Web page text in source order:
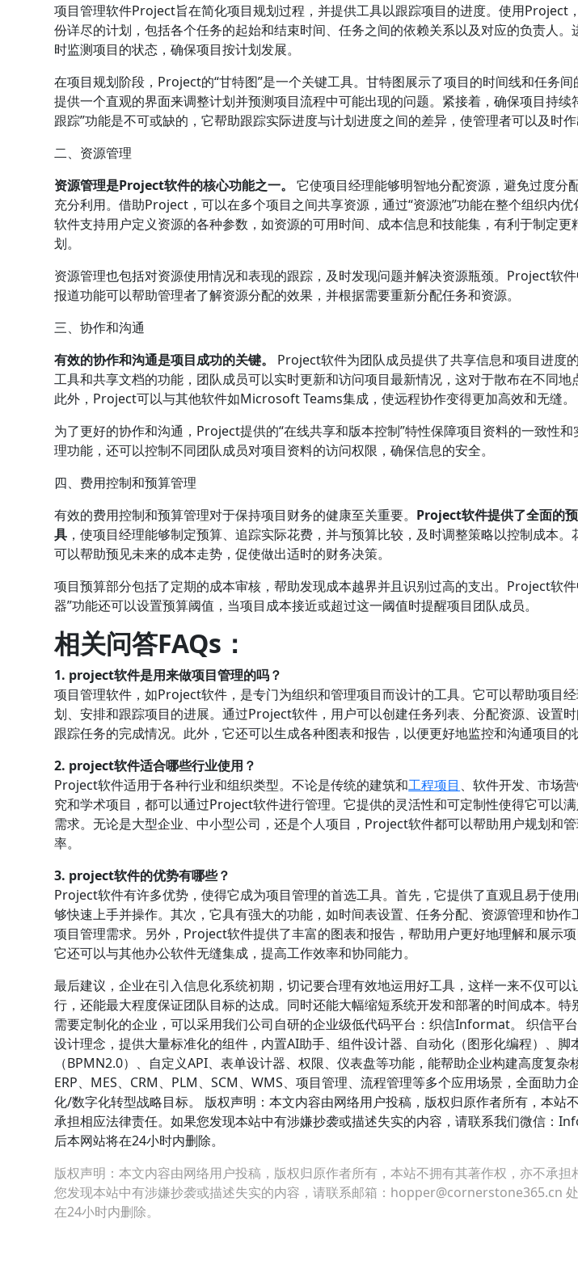
项目管理软件Project旨在简化项目规划过程，并提供工具以跟踪项目的进度。使用Project
份详尽的计划，包括各个任务的起始和结束时间、任务之间的依赖关系以及对应的负责人。
时监测项目的状态，确保项目按计划发展。
在项目规划阶段，Project的“甘特图”是一个关键工具。甘特图展示了项目的时间线和任务
提供一个直观的界面来调整计划并预测项目流程中可能出现的问题。紧接着，确保项目持续
跟踪”功能是不可或缺的，它帮助跟踪实际进度与计划进度之间的差异，使管理者可以及时作
二、资源管理
资源管理是Project软件的核心功能之一。
它使项目经理能够明智地分配资源，避免过度分
充分利用。借助Project，可以在多个项目之间共享资源，通过“资源池”功能在整个组织内
软件支持用户定义资源的各种参数，如资源的可用时间、成本信息和技能集，有利于制定更
划。
资源管理也包括对资源使用情况和表现的跟踪，及时发现问题并解决资源瓶颈。Project软
报道功能可以帮助管理者了解资源分配的效果，并根据需要重新分配任务和资源。
三、协作和沟通
有效的协作和沟通是项目成功的关键。
Project软件为团队成员提供了共享信息和项目进度
工具和共享文档的功能，团队成员可以实时更新和访问项目最新情况，这对于散布在不同地
此外，Project可以与其他软件如Microsoft Teams集成，使远程协作变得更加高效和无缝。
为了更好的协作和沟通，Project提供的“在线共享和版本控制”特性保障项目资料的一致性
理功能，还可以控制不同团队成员对项目资料的访问权限，确保信息的安全。
四、费用控制和预算管理
有效的费用控制和预算管理对于保持项目财务的健康至关重要。 Project软件提供了全面的
具 ，使项目经理能够制定预算、追踪实际花费，并与预算比较，及时调整策略以控制成本
可以帮助预见未来的成本走势，促使做出适时的财务决策。
项目预算部分包括了定期的成本审核，帮助发现成本越界并且识别过高的支出。Project软
器”功能还可以设置预算阈值，当项目成本接近或超过这一阈值时提醒项目团队成员。
相关问答FAQs：
1. project软件是用来做项目管理的吗？
项目管理软件，如Project软件，是专门为组织和管理项目而设计的工具。它可以帮助项目
划、安排和跟踪项目的进展。通过Project软件，用户可以创建任务列表、分配资源、设置
跟踪任务的完成情况。此外，它还可以生成各种图表和报告，以便更好地监控和沟通项目的
2. project软件适合哪些行业使用？
Project软件适用于各种行业和组织类型。不论是传统的建筑和工程项目 、软件开发、市场
究和学术项目，都可以通过Project软件进行管理。它提供的灵活性和可定制性使得它可以
需求。无论是大型企业、中小型公司，还是个人项目，Project软件都可以帮助用户规划和
率。
3. project软件的优势有哪些？
Project软件有许多优势，使得它成为项目管理的首选工具。首先，它提供了直观且易于使
够快速上手并操作。其次，它具有强大的功能，如时间表设置、任务分配、资源管理和协作
项目管理需求。另外，Project软件提供了丰富的图表和报告，帮助用户更好地理解和展示项
它还可以与其他办公软件无缝集成，提高工作效率和协同能力。
最后建议，企业在引入信息化系统初期，切记要合理有效地运用好工具，这样一来不仅可以
行，还能最大程度保证团队目标的达成。同时还能大幅缩短系统开发和部署的时间成本。特
需要定制化的企业，可以采用我们公司自研的企业级低代码平台：织信Informat。 织信平
设计理念，提供大量标准化的组件，内置AI助手、组件设计器、自动化（图形化编程）、脚
（BPMN2.0）、自定义API、表单设计器、权限、仪表盘等功能，能帮助企业构建高度复杂
ERP、MES、CRM、PLM、SCM、WMS、项目管理、流程管理等多个应用场景，全面助力
化/数字化转型战略目标。 版权声明：本文内容由网络用户投稿，版权归原作者所有，本站
承担相应法律责任。如果您发现本站中有涉嫌抄袭或描述失实的内容，请联系我们微信：
后本网站将在24小时内删除。
版权声明：本文内容由网络用户投稿，版权归原作者所有，本站不拥有其著作权，亦不承担
您发现本站中有涉嫌抄袭或描述失实的内容，请联系邮箱：hopper@cornerstone365.cn
在24小时内删除。